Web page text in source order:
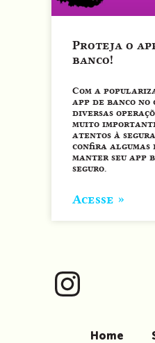
Proteja o
banco!
Com a
app de banco
diversas
muito
atentos à
confira algumas
manter seu app
seguro.
Acesse »
Home